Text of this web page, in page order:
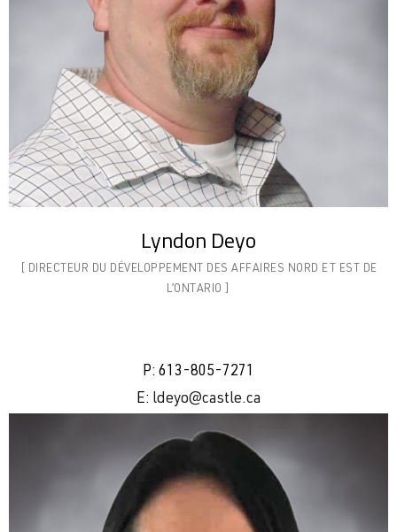
Lyndon Deyo
[ DIRECTEUR DU DÉVELOPPEMENT DES AFFAIRES NORD ET EST DE
L’ONTARIO ]
P: 613-805-7271
E: ldeyo@castle.ca